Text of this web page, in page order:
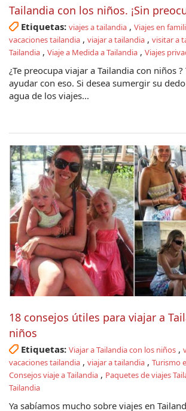
Tailandia con los niños. ¡Sin
Etiquetas: viajes a tailandia , Viajes en
vacaciones tailandia , viajar a tailandia , visitar a
Tailandia , Viaje a Medida a Tailandia , Viajes
¿Te preocupa viajar a Tailandia con niños
ayudar con eso. Si desea sumergir su
agua de los viajes...
18 consejos útiles para viajar a
niños
Etiquetas: Viajar a Tailandia con los niños ,
vacaciones tailandia , viajar a tailandia , Turismo
Consejos viaje a Tailandia , Paquetes de viajes
Tailandia
Ya sabíamos mucho sobre viajes en